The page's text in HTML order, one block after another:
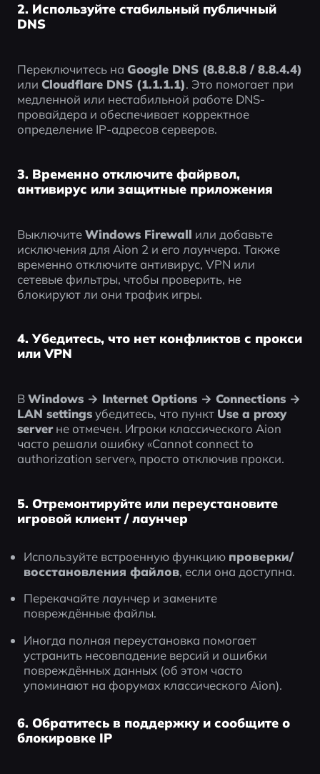
2. Используйте стабильный публичный
DNS
Переключитесь на Google DNS (8.8.8.8 / 8.8.4.4)
или Cloudflare DNS (1.1.1.1). Это помогает при
медленной или нестабильной работе DNS-
провайдера и обеспечивает корректное
определение IP-адресов серверов.
3. Временно отключите файрвол,
антивирус или защитные приложения
Выключите Windows Firewall или добавьте
исключения для Aion 2 и его лаунчера. Также
временно отключите антивирус, VPN или
сетевые фильтры, чтобы проверить, не
блокируют ли они трафик игры.
4. Убедитесь, что нет конфликтов с прокси
или VPN
В Windows → Internet Options → Connections →
LAN settings убедитесь, что пункт Use a proxy
server не отмечен. Игроки классического Aion
часто решали ошибку «Cannot connect to
authorization server», просто отключив прокси.
5. Отремонтируйте или переустановите
игровой клиент / лаунчер
Используйте встроенную функцию проверки/
восстановления файлов, если она доступна.
Перекачайте лаунчер и замените
повреждённые файлы.
Иногда полная переустановка помогает
устранить несовпадение версий и ошибки
повреждённых данных (об этом часто
упоминают на форумах классического Aion).
6. Обратитесь в поддержку и сообщите о
блокировке IP